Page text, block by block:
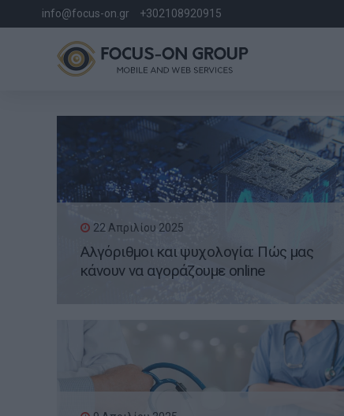
info@focus-on.gr +302108920915
22 Απριλίου 2025
Αλγόριθμοι και ψυχολογία: Πώς μας
κάνουν να αγοράζουμε online